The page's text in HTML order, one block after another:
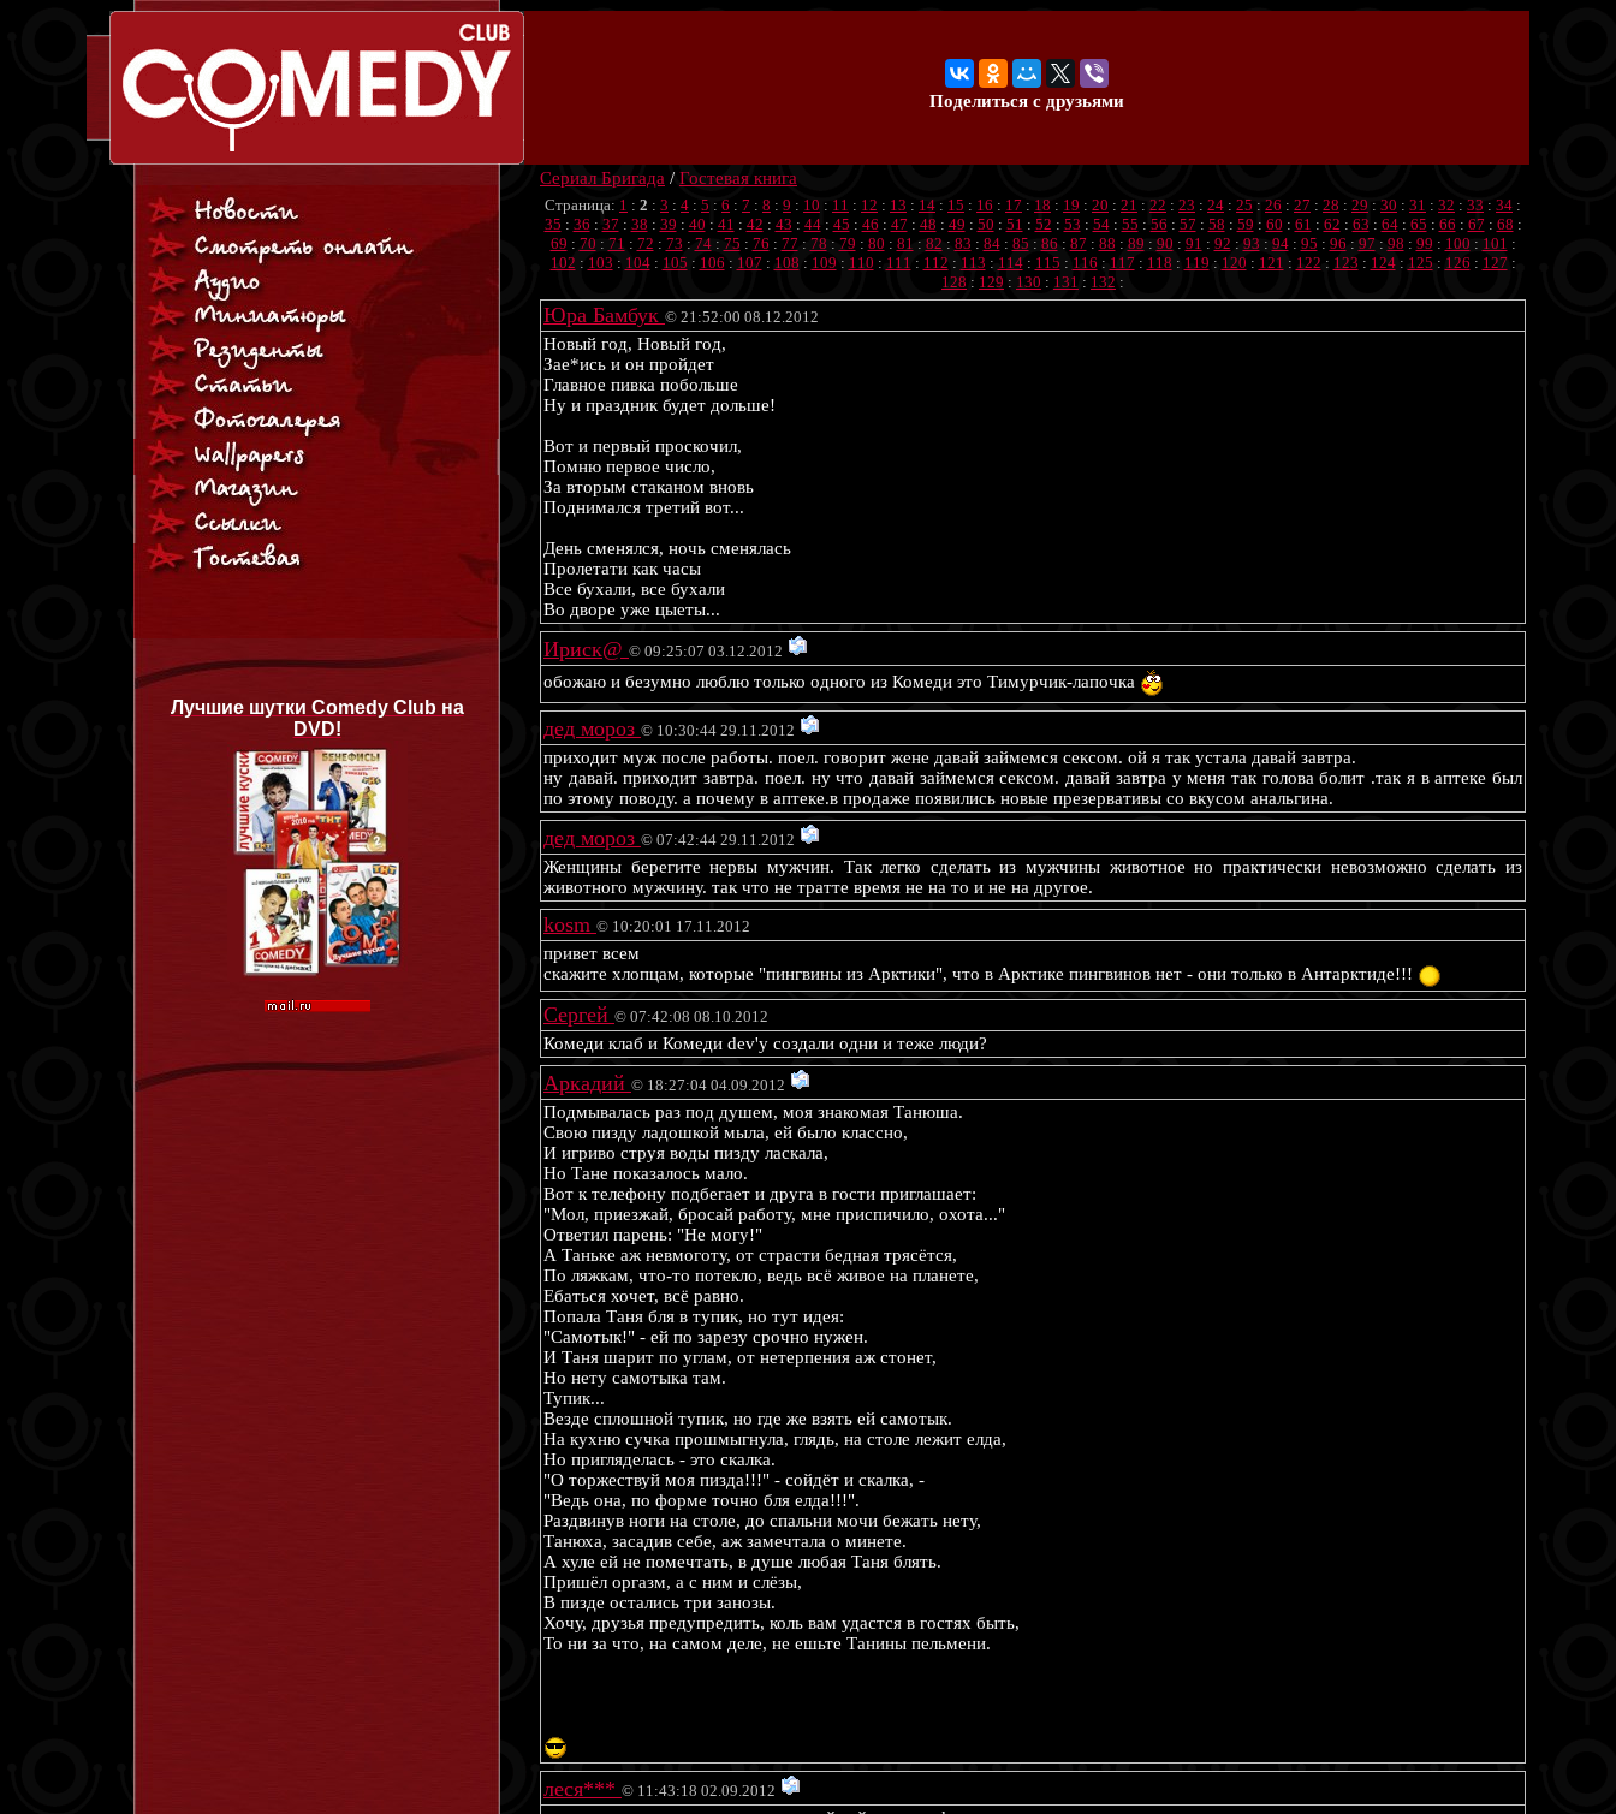
Поделиться с друзьями
Лучшие шутки Comedy Club на
DVD!
Сериал Бригада / Гостевая книга
Страница: 1 : 2 : 3 : 4 : 5 : 6 : 7 : 8 : 9 : 10 : 11 : 12 : 13 : 14 : 15 : 16 : 17 : 18 : 19 : 20 : 21 : 22 : 23 : 24 : 25 : 26 : 27 : 28 : 29 : 30 : 31 : 32 : 33 : 34 :
35 : 36 : 37 : 38 : 39 : 40 : 41 : 42 : 43 : 44: 45 : 46 : 47 : 48 : 49 : 50 : 51 : 52 : 53 : 54: 55 : 56 : 57 : 58 : 59 : 60 : 61 : 62 : 63 : 64: 65 : 66 : 67 : 68 :
69 : 70 : 71 : 72 : 73 : 74: 75 : 76 : 77 : 78 : 79 : 80 : 81 : 82 : 83 : 84: 85 : 86 : 87 : 88 : 89 : 90 : 91 : 92 : 93 : 94: 95 : 96 : 97 : 98 : 99 : 100 : 101 :
102 : 103 : 104: 105 : 106 : 107 : 108 : 109 : 110 : 111 : 112 : 113 : 114: 115 : 116 : 117 : 118 : 119 : 120 : 121 : 122 : 123 : 124: 125 : 126 : 127 :
128 : 129 : 130 : 131 : 132 :
Юра Бамбук © 21:52:00 08.12.2012
Новый год, Новый год,
Зае*ись и он пройдет
Главное пивка побольше
Ну и праздник будет дольше!
Вот и первый проскочил,
Помню первое число,
За вторым стаканом вновь
Поднимался третий вот...
День сменялся, ночь сменялась
Пролетати как часы
Все бухали, все бухали
Во дворе уже цыеты...
Ириск@ © 09:25:07 03.12.2012
обожаю и безумно люблю только одного из Комеди это Тимурчик-лапочка
дед мороз © 10:30:44 29.11.2012
приходит муж после работы. поел. говорит жене давай займемся сексом. ой я так устала давай завтра.
ну давай. приходит завтра. поел. ну что давай займемся сексом. давай завтра у меня так голова болит .так я в аптеке был
по этому поводу. а почему в аптеке.в продаже появились новые презервативы со вкусом анальгина.
дед мороз © 07:42:44 29.11.2012
Женщины берегите нервы мужчин. Так легко сделать из мужчины животное но практически невозможно сделать из
животного мужчину. так что не тратте время не на то и не на другое.
kosm © 10:20:01 17.11.2012
привет всем
скажите хлопцам, которые "пингвины из Арктики", что в Арктике пингвинов нет - они только в Антарктиде!!!
Сергей © 07:42:08 08.10.2012
Комеди клаб и Комеди dev'y создали одни и теже люди?
Аркадий © 18:27:04 04.09.2012
Подмывалась раз под душем, моя знакомая Танюша.
Свою пизду ладошкой мыла, ей было классно,
И игриво струя воды пизду ласкала,
Но Тане показалось мало.
Вот к телефону подбегает и друга в гости приглашает:
"Мол, приезжай, бросай работу, мне приспичило, охота..."
Ответил парень: "Не могу!"
А Таньке аж невмоготу, от страсти бедная трясётся,
По ляжкам, что-то потекло, ведь всё живое на планете,
Ебаться хочет, всё равно.
Попала Таня бля в тупик, но тут идея:
"Самотык!" - ей по зарезу срочно нужен.
И Таня шарит по углам, от нетерпения аж стонет,
Но нету самотыка там.
Тупик...
Везде сплошной тупик, но где же взять ей самотык.
На кухню сучка прошмыгнула, глядь, на столе лежит елда,
Но пригляделась - это скалка.
"О торжествуй моя пизда!!!" - сойдёт и скалка, -
"Ведь она, по форме точно бля елда!!!".
Раздвинув ноги на столе, до спальни мочи бежать нету,
Танюха, засадив себе, аж замечтала о минете.
А хуле ей не помечтать, в душе любая Таня блять.
Пришёл оргазм, а с ним и слёзы,
В пизде остались три занозы.
Хочу, друзья предупредить, коль вам удастся в гостях быть,
То ни за что, на самом деле, не ешьте Танины пельмени.
леся*** © 11:43:18 02.09.2012